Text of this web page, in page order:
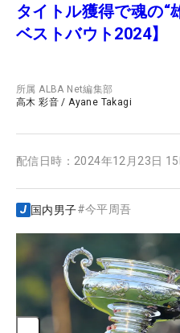
タイトル獲得で魂の“
ベストバウト2024】
所属ALBA Net編集部
高木 彩音 /Ayane Takagi
配信日時： 2024年12月23日
国内男子#今平周吾